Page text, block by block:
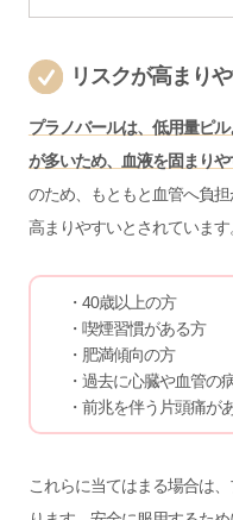
リスクが高まり
プラノバールは、低用量ピ
が多いため、血液を固まり
のため、もともと血管へ負
高まりやすいとされています
・40歳以上の方
・喫煙習慣がある方
・肥満傾向の方
・過去に心臓や血管の
・前兆を伴う片頭痛が
これらに当てはまる場合は